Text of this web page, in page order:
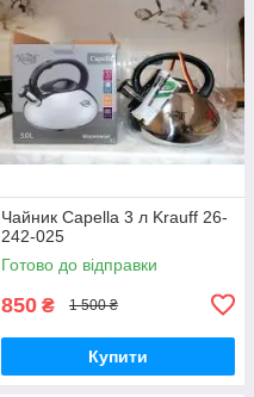
Чайник Capella 3 л Krauff 26-
242-025
Готово до відправки
850 ₴ 1 500 ₴
Купити